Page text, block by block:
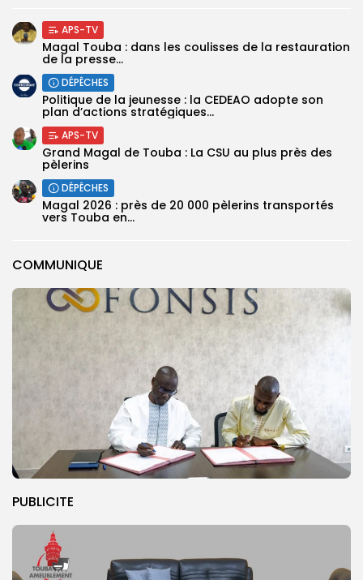
COMMUNIQUE
PUBLICITE
APS-TV
Magal Touba : dans les coulisses de la restauration
de la presse...
DÉPÊCHES
Politique de la jeunesse : la CEDEAO adopte son
plan d’actions stratégiques...
APS-TV
Grand Magal de Touba : La CSU au plus près des
pèlerins
DÉPÊCHES
Magal 2026 : près de 20 000 pèlerins transportés
vers Touba en...